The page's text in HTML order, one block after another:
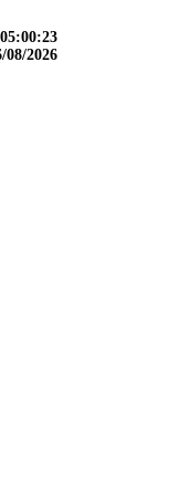
05:00:24
08/2026